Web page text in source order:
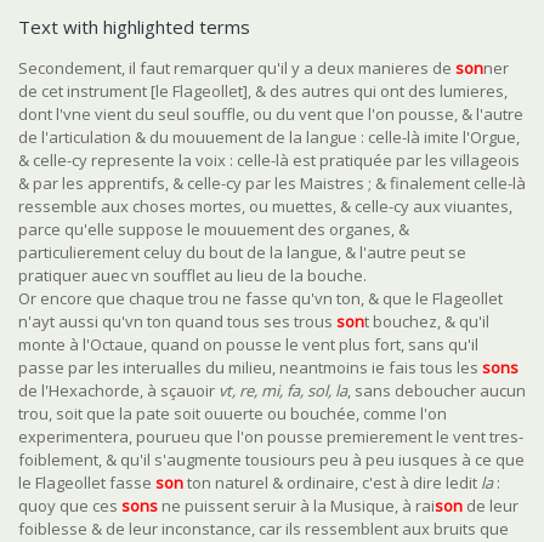
Text with highlighted terms
Secondement, il faut remarquer qu'il y a deux manieres de sonner
de cet instrument [le Flageollet], & des autres qui ont des lumieres,
dont l'vne vient du seul souffle, ou du vent que l'on pousse, & l'autre
de l'articulation & du mouuement de la langue : celle-là imite l'Orgue,
& celle-cy represente la voix : celle-là est pratiquée par les villageois
& par les apprentifs, & celle-cy par les Maistres ; & finalement celle-là
ressemble aux choses mortes, ou muettes, & celle-cy aux viuantes,
parce qu'elle suppose le mouuement des organes, &
particulierement celuy du bout de la langue, & l'autre peut se
pratiquer auec vn soufflet au lieu de la bouche.
Or encore que chaque trou ne fasse qu'vn ton, & que le Flageollet
n'ayt aussi qu'vn ton quand tous ses trous sont bouchez, & qu'il
monte à l'Octaue, quand on pousse le vent plus fort, sans qu'il
passe par les interualles du milieu, neantmoins ie fais tous les sons
de l'Hexachorde, à sçauoir vt, re, mi, fa, sol, la, sans deboucher aucun
trou, soit que la pate soit ouuerte ou bouchée, comme l'on
experimentera, pourueu que l'on pousse premierement le vent tres-
foiblement, & qu'il s'augmente tousiours peu à peu iusques à ce que
le Flageollet fasse sonton naturel & ordinaire, c'est à dire ledit la:
quoy que ces sons ne puissent seruir à la Musique, à raison de leur
foiblesse & de leur inconstance, car ils ressemblent aux bruits que